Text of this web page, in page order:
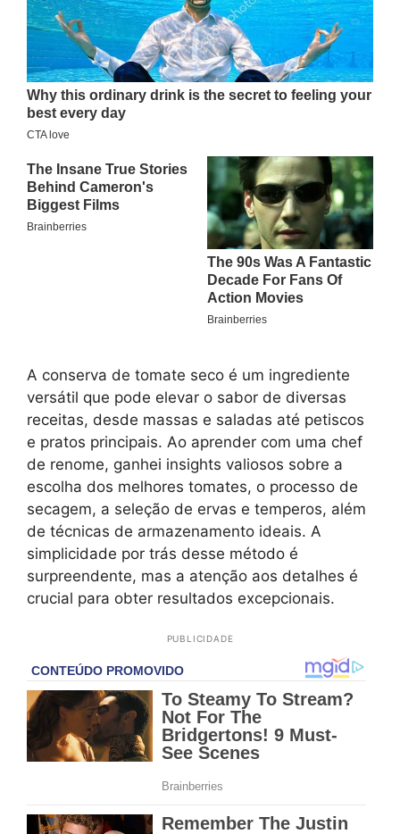
A conserva de tomate seco é um ingrediente
versátil que pode elevar o sabor de diversas
receitas, desde massas e saladas até petiscos
e pratos principais. Ao aprender com uma chef
de renome, ganhei insights valiosos sobre a
escolha dos melhores tomates, o processo de
secagem, a seleção de ervas e temperos, além
de técnicas de armazenamento ideais. A
simplicidade por trás desse método é
surpreendente, mas a atenção aos detalhes é
crucial para obter resultados excepcionais.
PUBLICIDADE